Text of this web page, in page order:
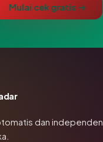
Mulai cek gratis →
dan independen